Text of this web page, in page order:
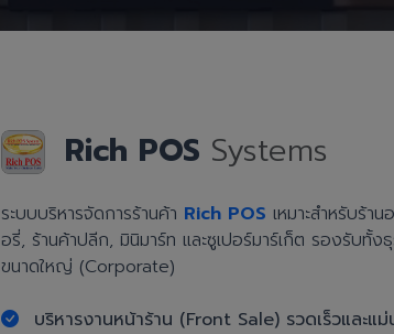
Rich POS Systems
ระบบบริหารจัดการร้านค้า Rich POS เหมาะสำหรับร้า
อรี่, ร้านค้าปลีก, มินิมาร์ท และซูเปอร์มาร์เก็ต รองรับทั้ง
ขนาดใหญ่ (Corporate)
บริหารงานหน้าร้าน (Front Sale) รวดเร็วและแ